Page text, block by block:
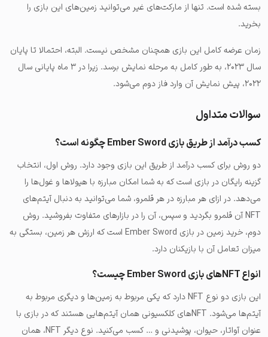
بسته شده است. تنها از مارکت‌های غیر می‌توانید زمین‌های این بازی را
بخرید.
زمان عرضه کامل این بازی همچنان مشخص نیست. البته، احتمالا تا پایان
سال ۲۰۲۳، به طور کامل به مرحله نمایش برسد. زیرا در ۳ ماه پایانی سال
۲۰۲۲، پیش نمایش آن وارد فاز دوم می‌شود.
سوالات متداول
کسب درآمد از طریق بازی Ember Sword چگونه است؟
دو روش برای کسب درآمد از طریق این بازی وجود دارد. روش اول، انتخاب
گزینه رایگان در بازی است که به شما امکان مبارزه با هیولاها و غول‌ها را
می‌دهد. در ازای هر مبارزه در هر قلمرو، شما می‌توانید به دنبال آیتم‌های
NFT آن قلمرو بگردید و سپس، آن را در بازارهای متفاوت بفروشید. روش
دوم، خرید زمین در بازی Ember Sword است که ارزش هر زمین، بستگی به
میزان تعامل آن با بازیکنان دارد.
انواع NFTهای بازی Ember Sword چیست؟
این بازی دو نوع NFT دارد که یکی مربوط به زمین‌ها و دیگری مربوط به
آیتم‌ها می‌شود. NFTهای کلکسیونی همان آیتم‌هایی هستند که در بازی با
عنوان آواتار، حیوان، پوشیدنی و … کسب می‌کنید. نوع دیگر NFT، همان